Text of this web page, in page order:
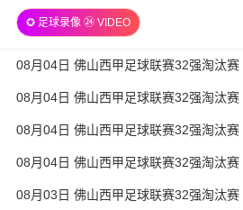
✪ 足球录像 ㉔ VIDEO
08月04日 佛山西甲足球联赛32强淘汰
全场录像
08月04日 佛山西甲足球联赛32强淘汰
场录像
08月04日 佛山西甲足球联赛32强淘汰
徒 全场录像
08月04日 佛山西甲足球联赛32强淘汰赛
粵辉能源 全场录像
08月03日 佛山西甲足球联赛32强淘汰